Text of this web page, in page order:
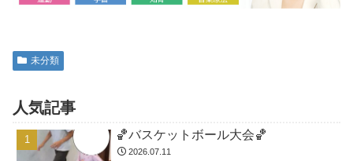
未分類
人気記事
🏀バスケットボール大会🏀
2026.07.11